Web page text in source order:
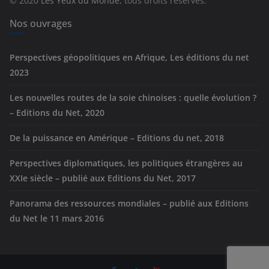
e
s
Nos ouvrages
Perspectives géopolitiques en Afrique, Les éditions du net
2023
Les nouvelles routes de la soie chinoises : quelle évolution ?
– Editions du Net, 2020
De la puissance en Amérique – Editions du net, 2018
Perspectives diplomatiques, les politiques étrangères au
XXIe siècle – publié aux Editions du Net, 2017
Panorama des ressources mondiales – publié aux Editions
du Net le 11 mars 2016